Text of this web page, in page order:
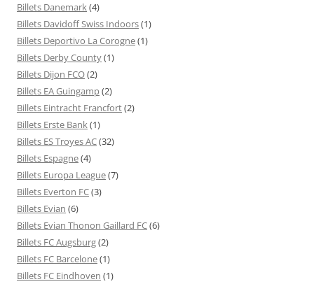
Billets Danemark(4)
Billets Davidoff Swiss Indoors(1)
Billets Deportivo La Corogne(1)
Billets Derby County(1)
Billets Dijon FCO(2)
Billets EA Guingamp(2)
Billets Eintracht Francfort(2)
Billets Erste Bank(1)
Billets ES Troyes AC(32)
Billets Espagne(4)
Billets Europa League(7)
Billets Everton FC(3)
Billets Evian (6)
Billets Evian Thonon Gaillard FC(6)
Billets FC Augsburg(2)
Billets FC Barcelone(1)
Billets FC Eindhoven (1)